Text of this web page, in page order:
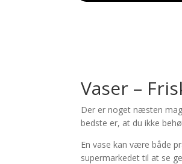
Vaser –
Der er noget næsten
bedste er, at du ikke
En vase kan være både
supermarkedet til at se